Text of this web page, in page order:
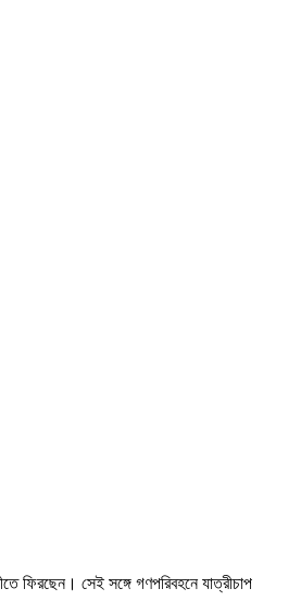
ফিরছেন। সেই সঙ্গে গণপরিবহনে যাত্রীচাপ